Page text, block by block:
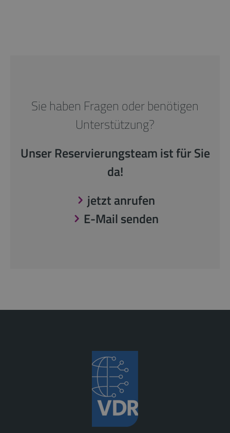
Sie haben Fragen oder benötigen
Unterstützung?
Unser Reservierungsteam ist für Sie
da!
jetzt anrufen
E-Mail senden